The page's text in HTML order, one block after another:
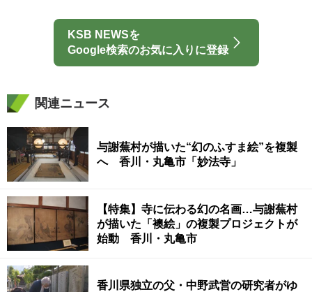
KSB NEWSを
Google検索のお気に入りに登録
関連ニュース
与謝蕪村が描いた“幻のふすま絵”を複製
へ 香川・丸亀市「妙法寺」
【特集】寺に伝わる幻の名画…与謝蕪村
が描いた「襖絵」の複製プロジェクトが
始動 香川・丸亀市
香川県独立の父・中野武営の研究者がゆ